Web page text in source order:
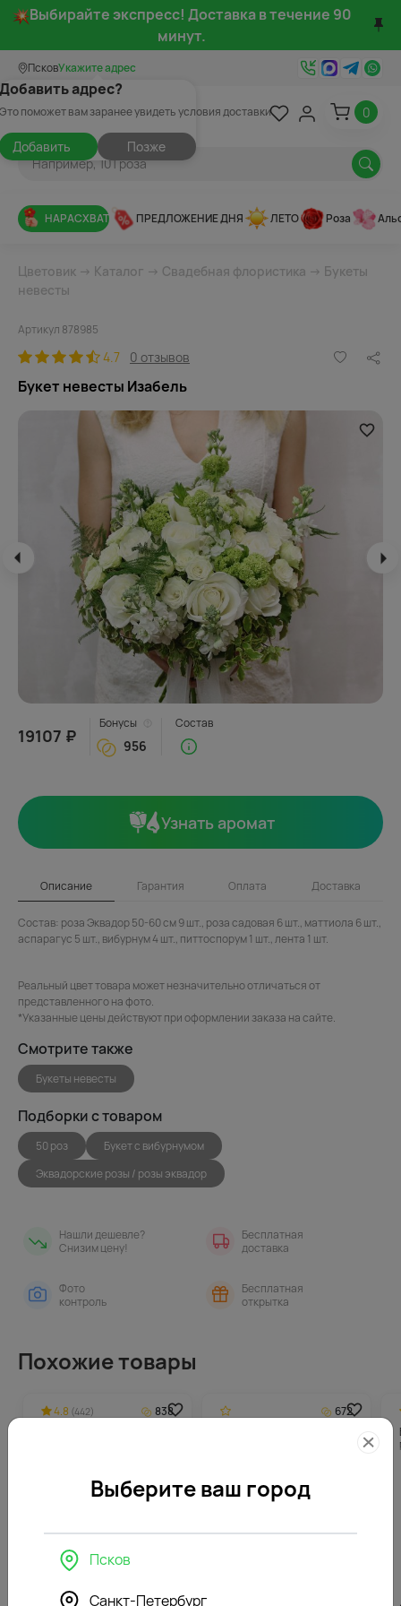
Выбирайте экспресс! Доставка в течение 90
минут.
ПсковУкажите адрес
адрес?
поможет вам заранее увидеть условия доставки
Добавить Позже
0
НАРАСХВАТ ПРЕДЛОЖЕНИЕ ДНЯ ЛЕТО Роза
Цветовик → Каталог → Свадебная флористика → Букеты
невесты
Артикул 878985
4.7 0 отзывов
Букет невесты Изабель
19107 ₽
Бонусы
956
Состав
Узнать аромат
Описание Гарантия Оплата Доставка
Состав: роза Эквадор 50-60 см 9 шт., роза садовая 6 шт., маттиола 6 шт.,
аспарагус 5 шт., вибурнум 4 шт., питтоспорум 1 шт., лента 1 шт.
Реальный цвет товара может незначительно отличаться от
представленного на фото.
*Указанные цены действуют при оформлении заказа на сайте.
Смотрите также
Букеты невесты
Подборки с товаром
50 роз
Букет с вибурнумом
Эквадорские розы / розы эквадор
Нашли дешевле?
Снизим цену!
Бесплатная
доставка
Фото
контроль
Бесплатная
открытка
Похожие товары
4.8 (442)
838
672
Выберите ваш город
Псков
Санкт-Петербург